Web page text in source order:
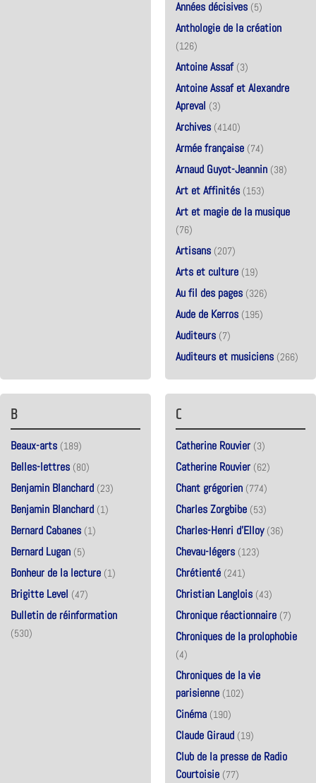
Années décisives (5)
Anthologie de la création
(126)
Antoine Assaf (3)
Antoine Assaf et Alexandre
Apreval (3)
Archives (4140)
Armée française (74)
Arnaud Guyot-Jeannin (38)
Art et Affinités (153)
Art et magie de la musique
(76)
Artisans (207)
Arts et culture (19)
Au fil des pages (326)
Aude de Kerros (195)
Auditeurs (7)
Auditeurs et musiciens (266)
B
Beaux-arts (189)
Belles-lettres (80)
Benjamin Blanchard (23)
Benjamin Blanchard (1)
Bernard Cabanes (1)
Bernard Lugan (5)
Bonheur de la lecture (1)
Brigitte Level (47)
Bulletin de réinformation
(530)
C
Catherine Rouvier (3)
Catherine Rouvier (62)
Chant grégorien (774)
Charles Zorgbibe (53)
Charles-Henri d'Elloy (36)
Chevau-légers (123)
Chrétienté (241)
Christian Langlois (43)
Chronique réactionnaire (7)
Chroniques de la prolophobie
(4)
Chroniques de la vie
parisienne (102)
Cinéma (190)
Claude Giraud (19)
Club de la presse de Radio
Courtoisie (77)